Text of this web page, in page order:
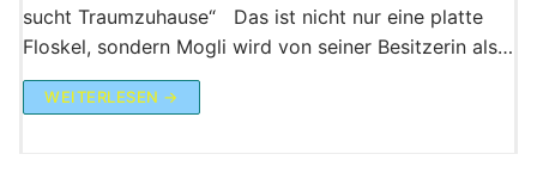
sucht Traumzuhause“ Das ist nicht nur eine platte
Floskel, sondern Mogli wird von seiner Besitzerin als…
WEITERLESEN →